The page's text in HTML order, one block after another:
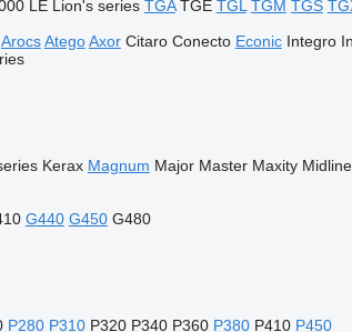
LE Lion's series TGA TGE TGL TGM TGS
Arocs Atego Axor Citaro Conecto Econic Integro
Kerax Magnum Major Master Maxity
G440 G450 G480
P280 P310 P320 P340 P360 P380 P410 P450